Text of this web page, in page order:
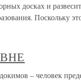
досках и
Поскольку
– человек